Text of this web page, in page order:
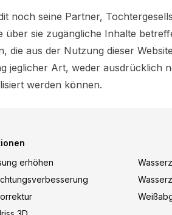
noch seine Partner,
sie zugängliche Inhalte
aus der Nutzung dieser
jeglicher Art, weder
werden können.
erhöhen